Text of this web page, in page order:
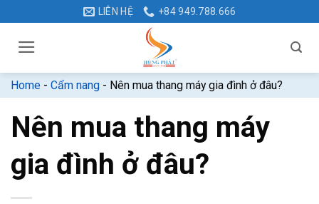
dung
LIÊN HỆ +84 949.788.666
Home - Cẩm nang - Nên mua thang máy gia đình ở đâu?
Nên mua thang máy
gia đình ở đâu?